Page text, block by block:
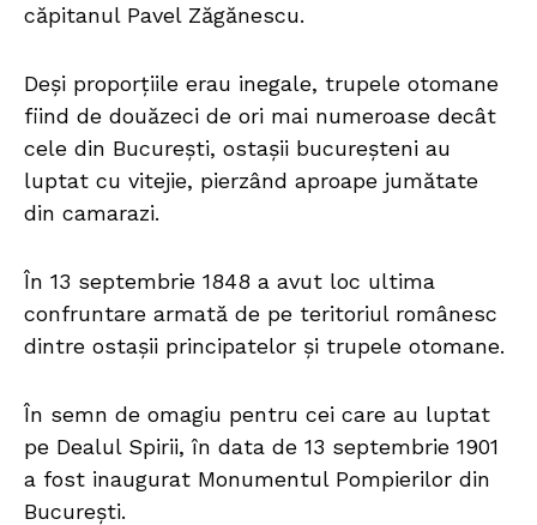
căpitanul Pavel Zăgănescu.
Deși proporțiile erau inegale, trupele otomane
fiind de douăzeci de ori mai numeroase decât
cele din București, ostașii bucureșteni au
luptat cu vitejie, pierzând aproape jumătate
din camarazi.
În 13 septembrie 1848 a avut loc ultima
confruntare armată de pe teritoriul românesc
dintre ostașii principatelor și trupele otomane.
În semn de omagiu pentru cei care au luptat
pe Dealul Spirii, în data de 13 septembrie 1901
a fost inaugurat Monumentul Pompierilor din
București.